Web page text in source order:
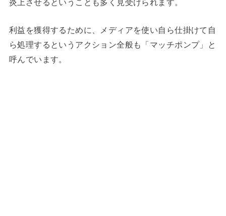
利益を獲得するために、メディアを使い自ら仕掛けて自
ら処理するというアクション全般も「マッチポンプ」と
呼んでいます。